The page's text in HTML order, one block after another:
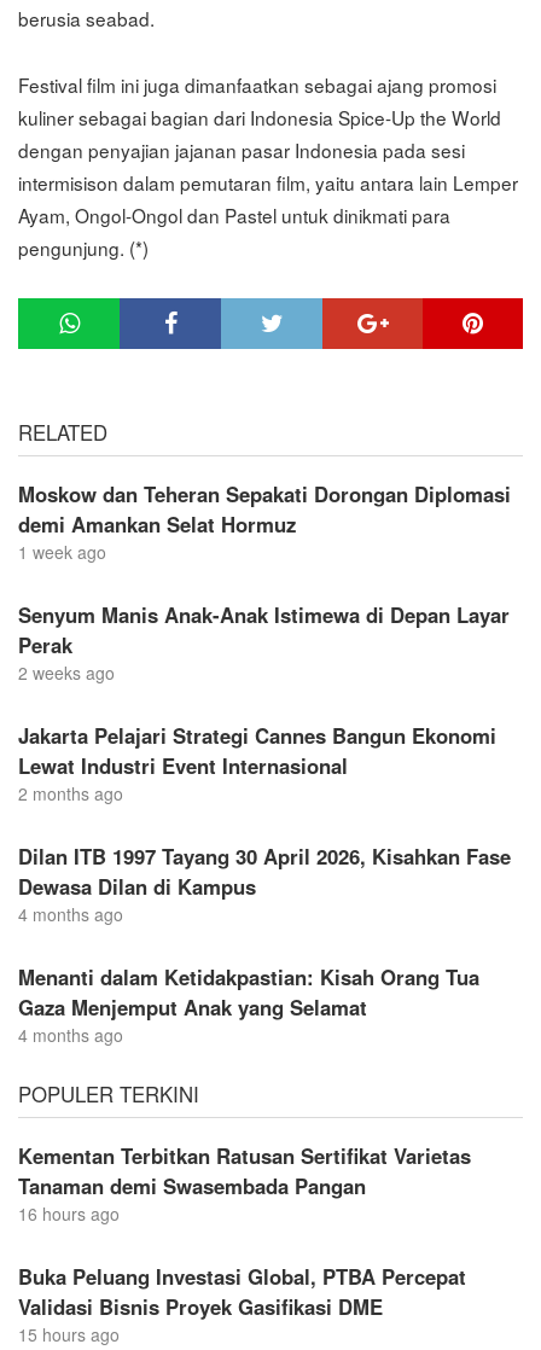
berusia seabad.
Festival film ini juga dimanfaatkan sebagai ajang promosi
kuliner sebagai bagian dari Indonesia Spice-Up the World
dengan penyajian jajanan pasar Indonesia pada sesi
intermisison dalam pemutaran film, yaitu antara lain Lemper
Ayam, Ongol-Ongol dan Pastel untuk dinikmati para
pengunjung. (*)
RELATED
Moskow dan Teheran Sepakati Dorongan Diplomasi
demi Amankan Selat Hormuz
1 week ago
Senyum Manis Anak-Anak Istimewa di Depan Layar
Perak
2 weeks ago
Jakarta Pelajari Strategi Cannes Bangun Ekonomi
Lewat Industri Event Internasional
2 months ago
Dilan ITB 1997 Tayang 30 April 2026, Kisahkan Fase
Dewasa Dilan di Kampus
4 months ago
Menanti dalam Ketidakpastian: Kisah Orang Tua
Gaza Menjemput Anak yang Selamat
4 months ago
POPULER TERKINI
Kementan Terbitkan Ratusan Sertifikat Varietas
Tanaman demi Swasembada Pangan
16 hours ago
Buka Peluang Investasi Global, PTBA Percepat
Validasi Bisnis Proyek Gasifikasi DME
15 hours ago